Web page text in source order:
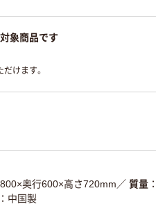
象商品です
けます。
奥行600×高さ720mm／ 質量
中国製